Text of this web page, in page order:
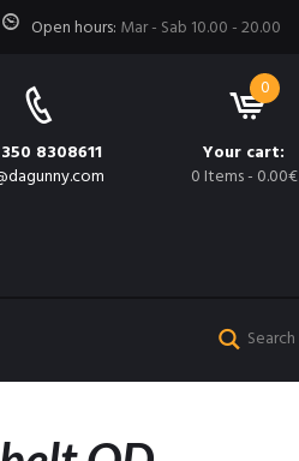
Open hours: Mar - Sab 10.00 - 20.00
8308611
0
Your cart:
0 Items- 0.00€